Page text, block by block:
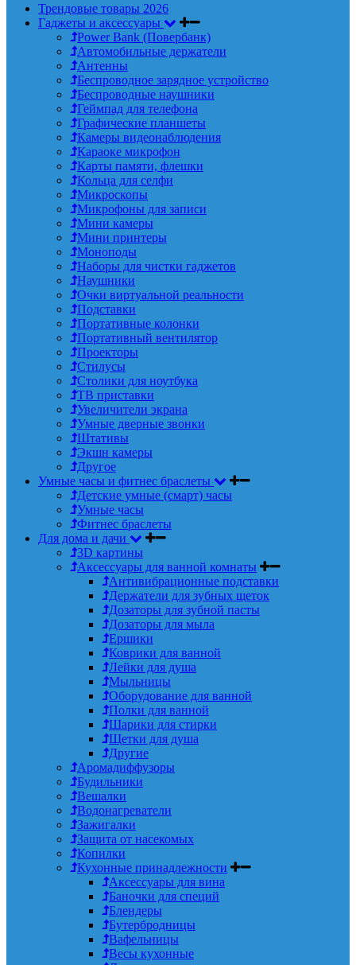
Трендовые товары 2026
Гаджеты и аксессуары
Power Bank (Повербанк)
Автомобильные держатели
Антенны
Беспроводное зарядное устройство
Беспроводные наушники
Геймпад для телефона
Графические планшеты
Камеры видеонаблюдения
Караоке микрофон
Карты памяти, флешки
Кольца для селфи
Микроскопы
Микрофоны для записи
Мини камеры
Мини принтеры
Моноподы
Наборы для чистки гаджетов
Наушники
Очки виртуальной реальности
Подставки
Портативные колонки
Портативный вентилятор
Проекторы
Стилусы
Столики для ноутбука
ТВ приставки
Увеличители экрана
Умные дверные звонки
Штативы
Экшн камеры
Другое
Умные часы и фитнес браслеты
Детские умные (смарт) часы
Умные часы
Фитнес браслеты
Для дома и дачи
3D картины
Аксессуары для ванной комнаты
Антивибрационные подставки
Держатели для зубных щеток
Дозаторы для зубной пасты
Дозаторы для мыла
Ершики
Коврики для ванной
Лейки для душа
Мыльницы
Оборудование для ванной
Полки для ванной
Шарики для стирки
Щетки для душа
Другие
Аромадиффузоры
Будильники
Вешалки
Водонагреватели
Зажигалки
Защита от насекомых
Копилки
Кухонные принадлежности
Аксессуары для вина
Баночки для специй
Блендеры
Бутербродницы
Вафельницы
Весы кухонные